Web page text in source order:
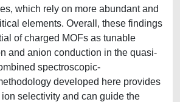
which rely on more abundant and
elements. Overall, these findings
of charged MOFs as tunable
and anion conduction in the quasi-
spectroscopic-
developed here provides
selectivity and can guide the